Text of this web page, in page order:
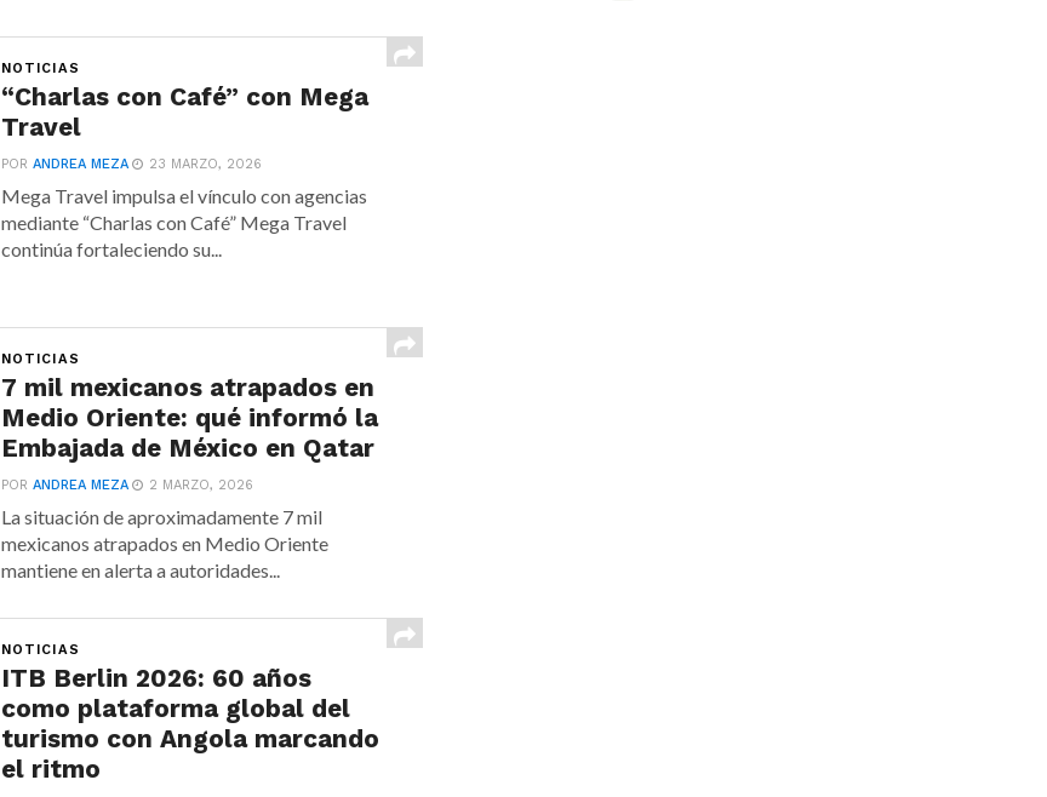
NOTICIAS
“Charlas con Café” con Mega
Travel
PORANDREA MEZA 23 MARZO, 2026
Mega Travel impulsa el vínculo con agencias
mediante “Charlas con Café” Mega Travel
continúa fortaleciendo su...
NOTICIAS
7 mil mexicanos atrapados en
Medio Oriente: qué informó la
Embajada de México en Qatar
PORANDREA MEZA 2 MARZO, 2026
La situación de aproximadamente 7 mil
mexicanos atrapados en Medio Oriente
mantiene en alerta a autoridades...
NOTICIAS
ITB Berlin 2026: 60 años
como plataforma global del
turismo con Angola marcando
el ritmo